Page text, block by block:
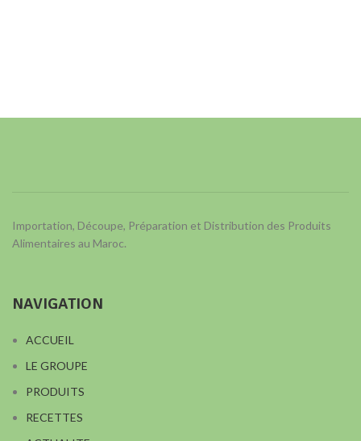
Importation, Découpe, Préparation et Distribution des Produits
Alimentaires au Maroc.
NAVIGATION
ACCUEIL
LE GROUPE
PRODUITS
RECETTES